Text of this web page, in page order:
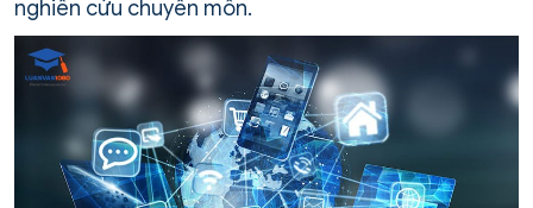
nghiên cứu chuyên môn.